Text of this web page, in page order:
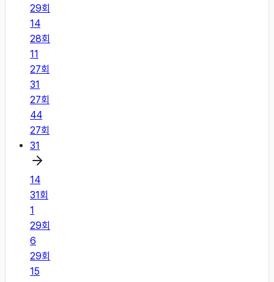
29회
14
28회
11
27회
31
27회
44
27회
31
14
31회
1
29회
6
29회
15